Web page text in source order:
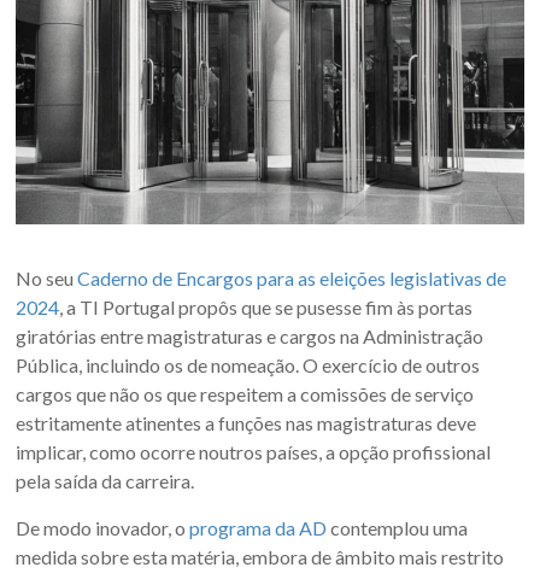
No seuCaderno de Encargos para as eleições legislativas de
2024, a TI Portugal propôs que se pusesse fim às portas
giratórias entre magistraturas e cargos na Administração
Pública, incluindo os de nomeação. O exercício de outros
cargos que não os que respeitem a comissões de serviço
estritamente atinentes a funções nas magistraturas deve
implicar, como ocorre noutros países, a opção profissional
pela saída da carreira.
De modo inovador, oprograma da AD contemplou uma
medida sobre esta matéria, embora de âmbito mais restrito